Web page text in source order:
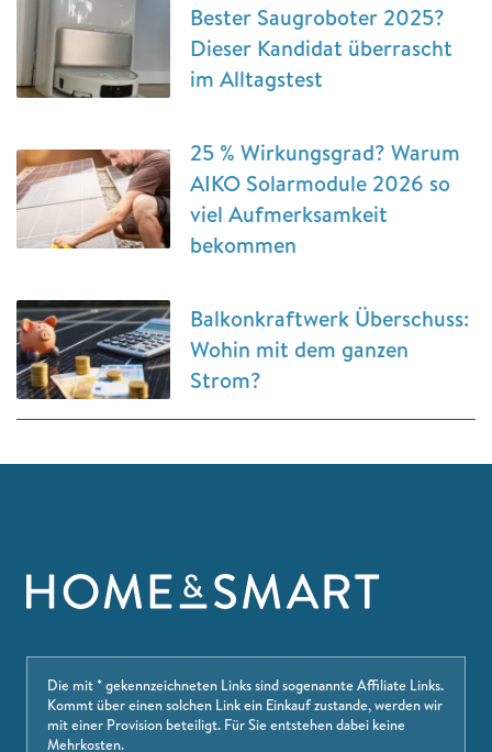
Bester Saugroboter 2025?
Dieser Kandidat überrascht
im Alltagstest
25 % Wirkungsgrad? Warum
AIKO Solarmodule 2026 so
viel Aufmerksamkeit
bekommen
Balkonkraftwerk Überschuss:
Wohin mit dem ganzen
Strom?
Die mit * gekennzeichneten Links sind sogenannte Affiliate Links.
Kommt über einen solchen Link ein Einkauf zustande, werden wir
mit einer Provision beteiligt. Für Sie entstehen dabei keine
Mehrkosten.